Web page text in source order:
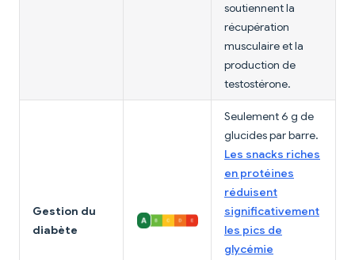
soutiennent la
récupération
musculaire et la
production de
testostérone.
Gestion du
diabète
Seulement 6 g de
glucides par barre.
Les snacks riches
en protéines
réduisent
significativement
les pics de
glycémie